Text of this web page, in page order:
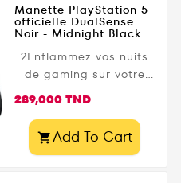
confortable, une
réactivité
exceptionnelle et une
immersion totale, cette
expérience de jeu
fluide et intuitive.
Dotée du pavé tactile ,
de la barre lumineuse
Manette PlayStation 5
officielle DualSense
Noir - Midnight Black
2Enflammez vos nuits
de gaming sur votre
manette sans fil
DualSense™ Midnight
Black ORIGINAL SONY
Prix
289,000 TND
Add To Cart